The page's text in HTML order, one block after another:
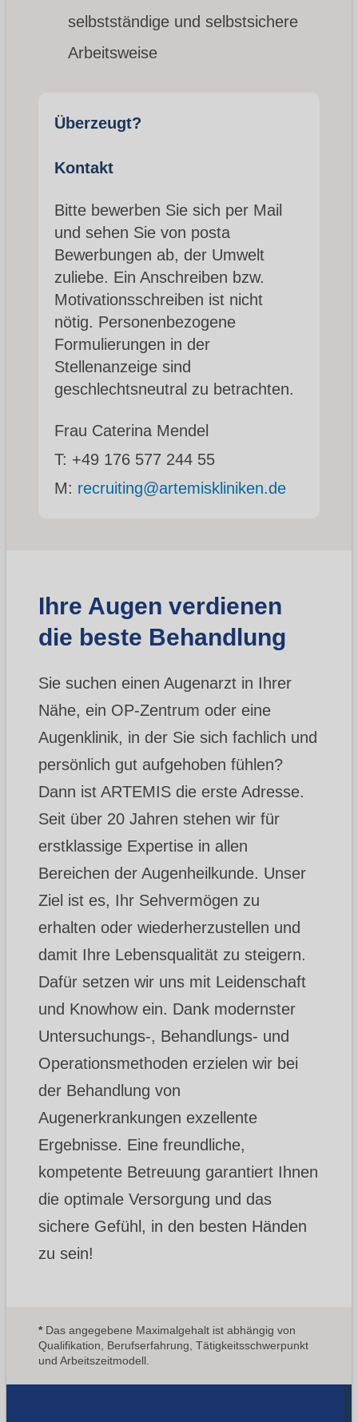
selbstständige und selbstsichere
Arbeitsweise
Überzeugt?
Kontakt
Bitte bewerben Sie sich per Mail
und sehen Sie von posta
Bewerbungen ab, der Umwelt
zuliebe. Ein Anschreiben bzw.
Motivationsschreiben ist nicht
nötig. Personenbezogene
Formulierungen in der
Stellenanzeige sind
geschlechtsneutral zu betrachten.
Frau Caterina Mendel
T: +49 176 577 244 55
M: recruiting@artemiskliniken.de
Ihre Augen verdienen
die beste Behandlung
Sie suchen einen Augenarzt in Ihrer
Nähe, ein OP-Zentrum oder eine
Augenklinik, in der Sie sich fachlich und
persönlich gut aufgehoben fühlen?
Dann ist ARTEMIS die erste Adresse.
Seit über 20 Jahren stehen wir für
erstklassige Expertise in allen
Bereichen der Augenheilkunde. Unser
Ziel ist es, Ihr Sehvermögen zu
erhalten oder wiederherzustellen und
damit Ihre Lebensqualität zu steigern.
Dafür setzen wir uns mit Leidenschaft
und Knowhow ein. Dank modernster
Untersuchungs-, Behandlungs- und
Operationsmethoden erzielen wir bei
der Behandlung von
Augenerkrankungen exzellente
Ergebnisse. Eine freundliche,
kompetente Betreuung garantiert Ihnen
die optimale Versorgung und das
sichere Gefühl, in den besten Händen
zu sein!
*Das angegebene Maximalgehalt ist abhängig von
Qualifikation, Berufserfahrung, Tätigkeitsschwerpunkt
und Arbeitszeitmodell.